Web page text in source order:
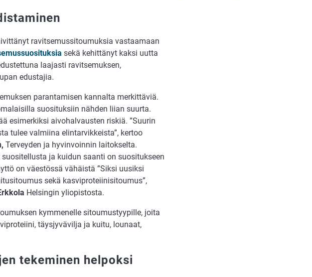
ravitsemussitoumuksia vastaamaan
sekä kehittänyt kaksi uutta
laajasti ravitsemuksen,
edustajia.
parantamisen kannalta merkittäviä.
suosituksiin nähden liian suurta.
esimerkiksi aivohalvausten riskiä. ”Suurin
tulee valmiina elintarvikkeista”, kertoo
Terveyden ja hyvinvoinnin laitokselta.
ja kuidun saanti on suositukseen
on väestössä vähäistä ”Siksi uusiksi
sekä kasviproteiinisitoumus”,
Helsingin yliopistosta.
kymmenelle sitoumustyypille, joita
täysjyvävilja ja kuitu, lounaat,
tekeminen helpoksi